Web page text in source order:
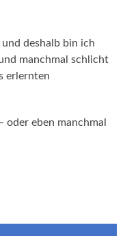
deshalb bin ich
manchmal schlicht
erlernten
oder eben manchmal